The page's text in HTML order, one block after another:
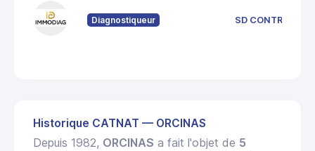
Diagnostiqueur SD CONTROL
Historique CATNAT — ORCINAS
Depuis 1982, ORCINAS a fait l'objet de 5